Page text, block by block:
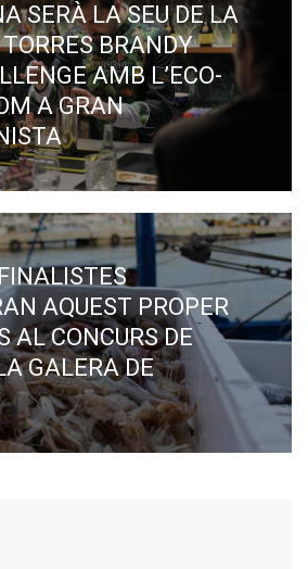
SERÀ LA SEU DE LA
BRANDY
AMB L’ECO-
A GRAN
AQUEST PROPER
AL CONCURS DE
GALERA DE